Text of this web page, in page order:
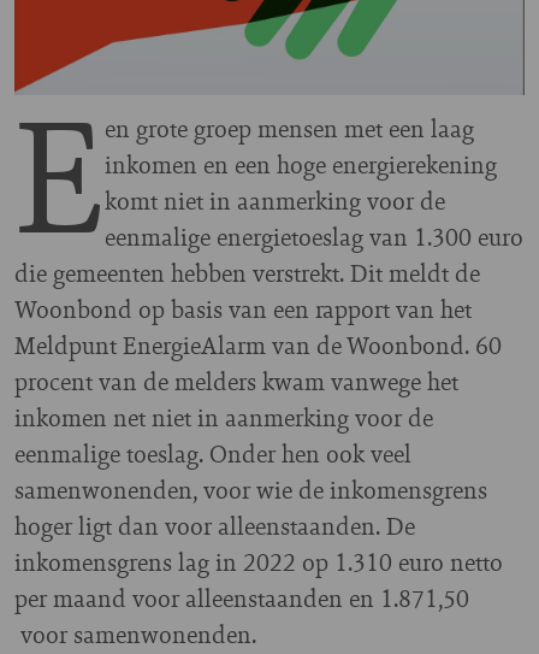
Een grote groep mensen met een laag
inkomen en een hoge energierekening
komt niet in aanmerking voor de
eenmalige energietoeslag van 1.300 euro
die gemeenten hebben verstrekt. Dit meldt de
Woonbond op basis van een rapport van het
Meldpunt EnergieAlarm van de Woonbond. 60
procent van de melders kwam vanwege het
inkomen net niet in aanmerking voor de
eenmalige toeslag. Onder hen ook veel
samenwonenden, voor wie de inkomensgrens
hoger ligt dan voor alleenstaanden. De
inkomensgrens lag in 2022 op 1.310 euro netto
per maand voor alleenstaanden en 1.871,50
voor samenwonenden.